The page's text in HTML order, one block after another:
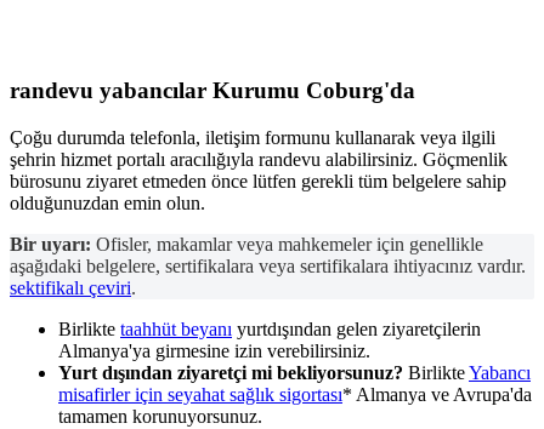
randevu yabancılar Kurumu Coburg'da
Çoğu durumda telefonla, iletişim formunu kullanarak veya ilgili
şehrin hizmet portalı aracılığıyla randevu alabilirsiniz. Göçmenlik
bürosunu ziyaret etmeden önce lütfen gerekli tüm belgelere sahip
olduğunuzdan emin olun.
Bir uyarı: Ofisler, makamlar veya mahkemeler için genellikle
aşağıdaki belgelere, sertifikalara veya sertifikalara ihtiyacınız vardır.
sektifikalı çeviri.
Birlikte taahhüt beyanı yurtdışından gelen ziyaretçilerin
Almanya'ya girmesine izin verebilirsiniz.
Yurt dışından ziyaretçi mi bekliyorsunuz? BirlikteYabancı
misafirler için seyahat sağlık sigortası* Almanya ve Avrupa'da
tamamen korunuyorsunuz.